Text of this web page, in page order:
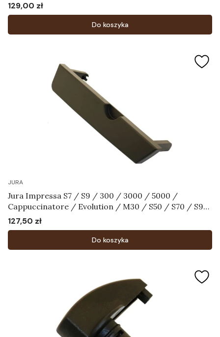
Ultra - X30 - X70 - Tacka na filiżanki Art.59281
Cena
129,00 zł
Do koszyka
JURA
Jura Impressa S7 / S9 / 300 / 3000 / 5000 /
Cappuccinatore / Evolution / M30 / S50 / S70 / S90
/ Scala / Ultra - Pokrywa zbiornika na wodę czarna
Art.59730
Cena
127,50 zł
Do koszyka